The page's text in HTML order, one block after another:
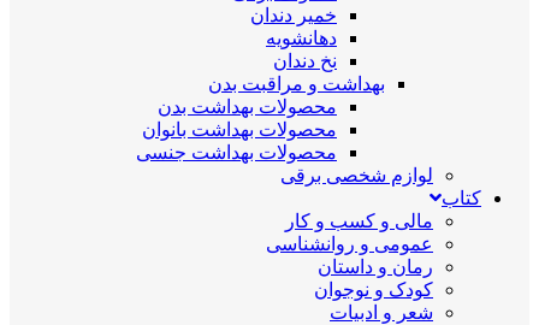
خمیر دندان
دهانشویه
نخ دندان
بهداشت و مراقبت بدن
محصولات بهداشت بدن
محصولات بهداشت بانوان
محصولات بهداشت جنسی
لوازم شخصی برقی
کتاب
مالی و کسب و کار
عمومی و روانشناسی
رمان و داستان
کودک و نوجوان
شعر و ادبیات